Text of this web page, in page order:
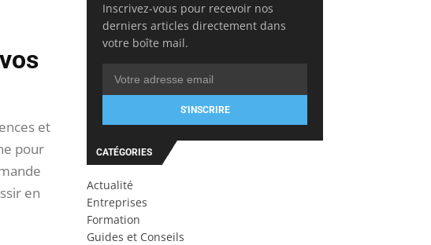
et
pour
en
Inscrivez-vous pour recevoir nos
derniers articles directement dans
votre boîte mail.
S'INSCRIRE
CATÉGORIES
Actualité
Entreprises
Formation
Guides et Conseils